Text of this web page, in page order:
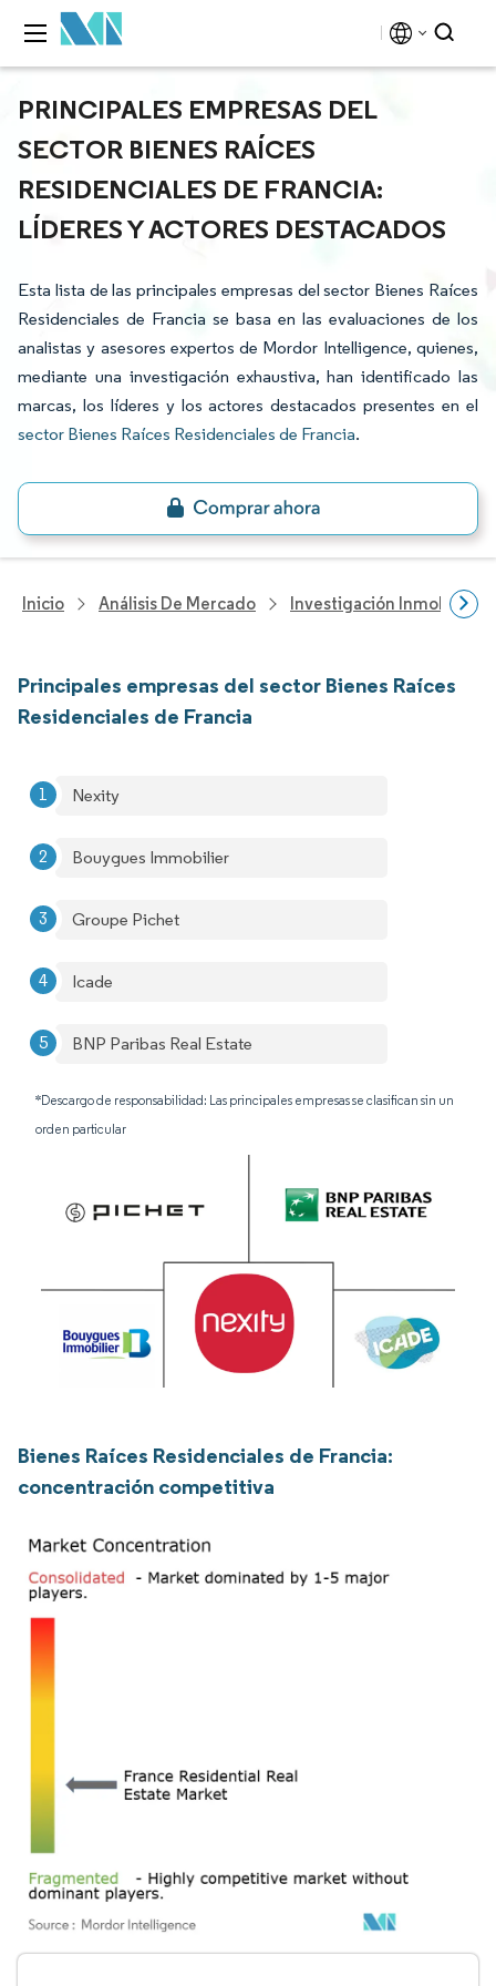
PRINCIPALES EMPRESAS DEL
SECTOR BIENES RAÍCES
RESIDENCIALES DE FRANCIA:
LÍDERES Y ACTORES DESTACADOS
Esta lista de las principales empresas del sector Bienes Raíces
Residenciales de Francia se basa en las evaluaciones de los
analistas y asesores expertos de Mordor Intelligence, quienes,
mediante una investigación exhaustiva, han identificado las
marcas, los líderes y los actores destacados presentes en el
sector Bienes Raíces Residenciales de Francia.
Inicio Análisis De Mercado Investigación Inmobiliaria
Principales empresas del sector Bienes Raíces
Residenciales de Francia
Nexity
Bouygues Immobilier
Groupe Pichet
Icade
BNP Paribas Real Estate
*Descargo de responsabilidad: Las principales empresas se clasifican sin un
orden particular
Bienes Raíces Residenciales de Francia:
concentración competitiva